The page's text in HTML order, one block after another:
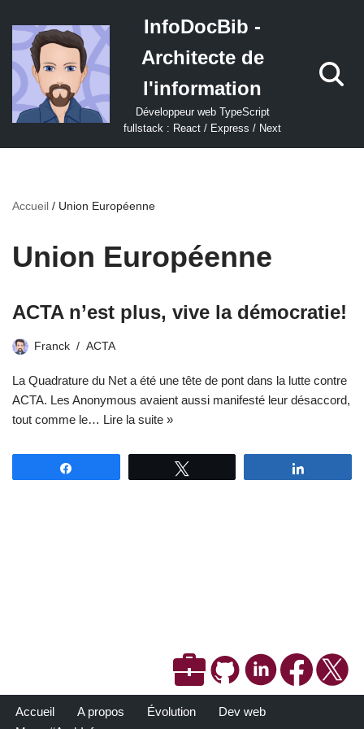
Aller
au
contenu
InfoDocBib -
Architecte de
l'information
Développeur web TypeScript
fullstack : React / Express / Next
Accueil / Union Européenne
Union Européenne
ACTA n’est plus, vive la démocratie!
Franck ACTA
La Quadrature du Net a été une tête de pont dans la lutte contre
ACTA. Les Anonymous avaient aussi manifesté leur désaccord,
tout comme le… Lire la suite »
Accueil A propos Évolution
Dev web